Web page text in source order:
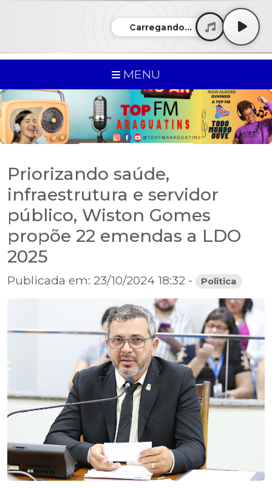
Carregando...
MENU
Priorizando saúde,
infraestrutura e servidor
público, Wiston Gomes
propõe 22 emendas a LDO
2025
Publicada em: 23/10/2024 18:32 - Politica